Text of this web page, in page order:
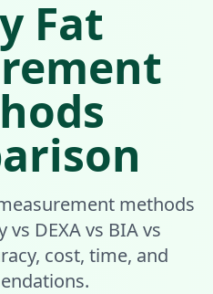
Fat
methods
vs DEXA vs BIA vs
cost, time, and